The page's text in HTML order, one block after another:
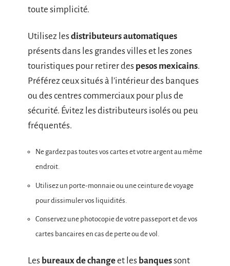
toute simplicité.
Utilisez lesdistributeurs automatiques
présents dans les grandes villes et les zones
touristiques pour retirer des pesos mexicains.
Préférez ceux situés à l’intérieur des banques
ou des centres commerciaux pour plus de
sécurité. Évitez les distributeurs isolés ou peu
fréquentés.
Ne gardez pas toutes vos cartes et votre argent au même
endroit.
Utilisez un porte-monnaie ou une ceinture de voyage
pour dissimuler vos liquidités.
Conservez une photocopie de votre passeport et de vos
cartes bancaires en cas de perte ou de vol.
Les bureaux de changeet les banquessont